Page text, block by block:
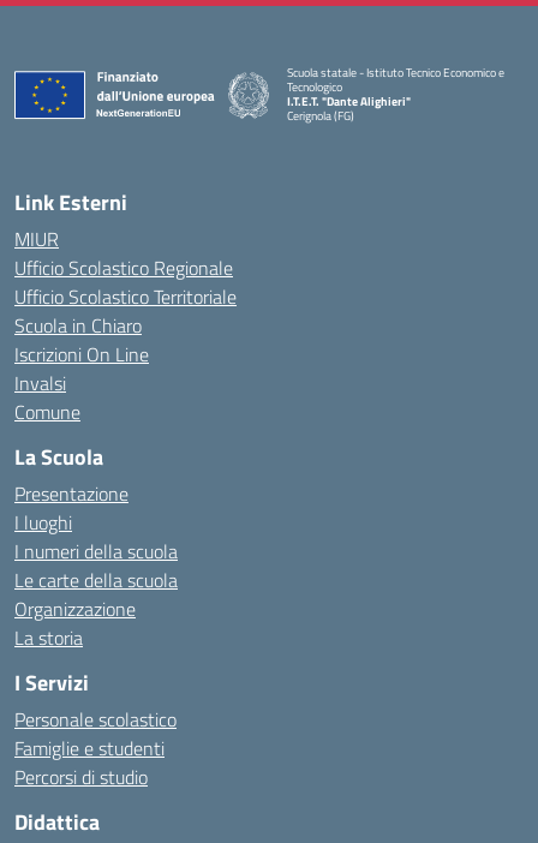
Scuola statale - Istituto Tecnico Economico e
Tecnologico
I.T.E.T. "Dante Alighieri"
Cerignola (FG)
— Visita la pagina iniziale della scuola
Link Esterni
MIUR
Ufficio Scolastico Regionale
Ufficio Scolastico Territoriale
Scuola in Chiaro
Iscrizioni On Line
Invalsi
Comune
La Scuola
Presentazione
I luoghi
I numeri della scuola
Le carte della scuola
Organizzazione
La storia
I Servizi
Personale scolastico
Famiglie e studenti
Percorsi di studio
Didattica